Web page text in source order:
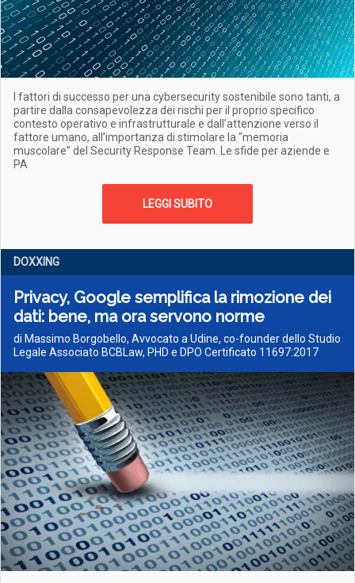
I fattori di successo per una cybersecurity sostenibile sono tanti, a
partire dalla consapevolezza dei rischi per il proprio specifico
contesto operativo e infrastrutturale e dall’attenzione verso il
fattore umano, all’importanza di stimolare la “memoria
muscolare” del Security Response Team. Le sfide per aziende e
PA
LEGGI SUBITO
DOXXING
Privacy, Google semplifica la rimozione dei
dati: bene, ma ora servono norme
di Massimo Borgobello, Avvocato a Udine, co-founder dello Studio
Legale Associato BCBLaw, PHD e DPO Certificato 11697:2017